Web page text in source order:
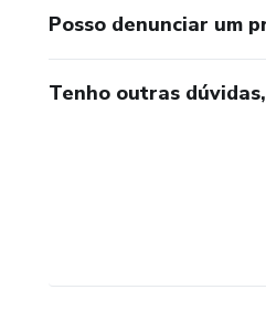
Posso denunciar um
Tenho outras